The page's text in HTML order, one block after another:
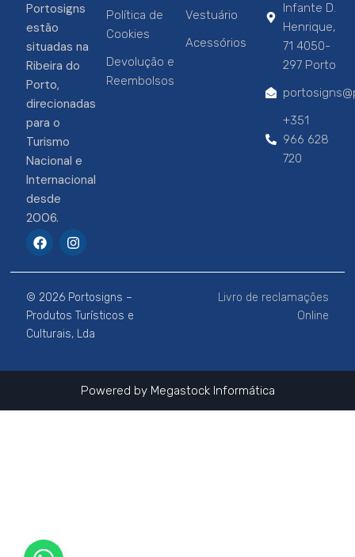
Portosigns
estão
situadas na
Ribeira do
Porto,
direcionadas
para o
Turismo
Nacional e
Internacional
desde
2006.
F
a
e
b
o
o
k
I
n
t
a
g
r
a
m
Política de
Cookies
Devolução e
Reembolsos
Vestuário
Acessórios
Infante D.
Henrique,
71 4050-
297 Porto
+351
966 628
720
© 2026 Portosigns –
Produtos Turísticos e
Culturais, Lda
Livro de reclamações
Online
Powered by Megastock Informática